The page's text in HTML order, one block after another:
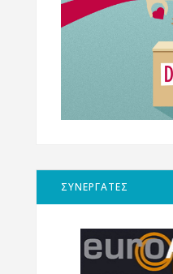
ΣΥΝΕΡΓΑΤΕΣ